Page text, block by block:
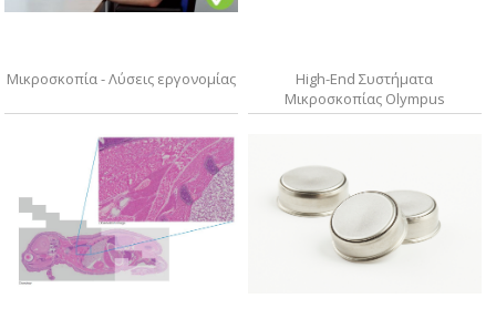
Μικροσκοπία - Λύσεις εργονομίας
High-End Συστήματα
Μικροσκοπίας Olympus